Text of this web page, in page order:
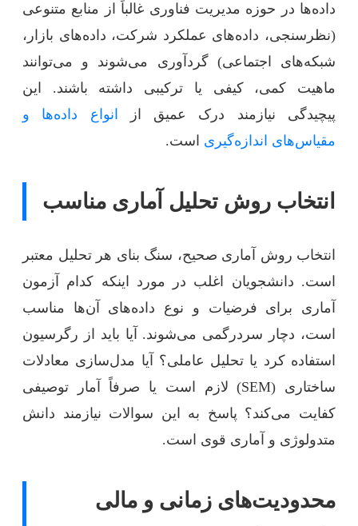
داده‌ها در حوزه مدیریت فناوری غالباً از منابع متنوعی
(نظرسنجی، داده‌های عملکرد شرکت، داده‌های بازار،
شبکه‌های اجتماعی) گردآوری می‌شوند و می‌توانند
ماهیت کمی، کیفی یا ترکیبی داشته باشند. این
پیچیدگی نیازمند درک عمیق از
انواع داده‌ها و
مقیاس‌های اندازه‌گیری است.
انتخاب روش تحلیل آماری مناسب
انتخاب روش آماری صحیح، سنگ بنای هر تحلیل معتبر
است. دانشجویان اغلب در مورد اینکه کدام آزمون
آماری برای فرضیات و نوع داده‌های آن‌ها مناسب
است، دچار سردرگمی می‌شوند. آیا باید از رگرسیون
استفاده کرد یا تحلیل عاملی؟ آیا مدل‌سازی معادلات
ساختاری (SEM) لازم است یا صرفاً آمار توصیفی
کفایت می‌کند؟ پاسخ به این سوالات نیازمند دانش
متدولوژی و آماری قوی است.
محدودیت‌های زمانی و مالی